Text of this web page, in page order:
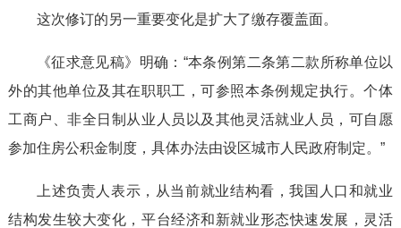
这次修订的另一重要变化是扩大了缴存覆盖面。
《征求意见稿》明确：“本条例第二条第二款所称单位以
外的其他单位及其在职职工，可参照本条例规定执行。个体
工商户、非全日制从业人员以及其他灵活就业人员，可自愿
参加住房公积金制度，具体办法由设区城市人民政府制定。”
上述负责人表示，从当前就业结构看，我国人口和就业
结构发生较大变化，平台经济和新就业形态快速发展，灵活